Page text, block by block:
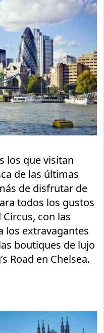
los que visitan
de las últimas
de disfrutar de
todos los gustos
con las
los extravagantes
boutiques de lujo
Road en Chelsea.